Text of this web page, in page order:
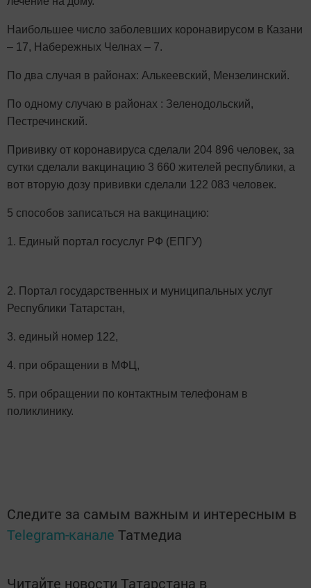
Наибольшее число заболевших коронавирусом в Казани
– 17, Набережных Челнах – 7.
По два случая в районах: Алькеевский, Мензелинский.
По одному случаю в районах : Зеленодольский,
Пестречинский.
Прививку от коронавируса сделали 204 896 человек, за
сутки сделали вакцинацию 3 660 жителей республики, а
вот вторую дозу прививки сделали 122 083 человек.
5 способов записаться на вакцинацию:
1. Единый портал госуслуг РФ (ЕПГУ)
2. Портал государственных и муниципальных услуг
Республики Татарстан,
3. единый номер 122,
4. при обращении в МФЦ,
5. при обращении по контактным телефонам в
поликлинику.
Следите за самым важным и интересным в
Telegram-канале Татмедиа
Читайте новости Татарстана в